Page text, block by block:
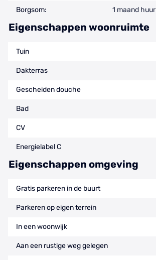
Borgsom: 1 maand huur
Eigenschappen woonruimte
Tuin
Dakterras
Gescheiden douche
Bad
CV
Energielabel C
Eigenschappen omgeving
Gratis parkeren in de buurt
Parkeren op eigen terrein
In een woonwijk
Aan een rustige weg gelegen